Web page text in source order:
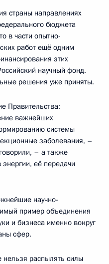
страны направлениях
бюджета
в части опытно-
работ ещё одним
этих
научный фонд.
решения уже приняты.
Правительства:
важнейших
системы
заболевания, –
– а также
её передачи
научно-
пример объединения
и бизнеса именно вокруг
сфер.
нельзя распылять силы